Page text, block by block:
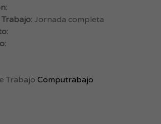
Jornada completa
Trabajo Computrabajo